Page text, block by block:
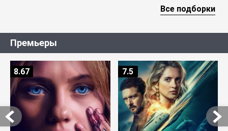
Все подборки
Премьеры
8.67 7.5